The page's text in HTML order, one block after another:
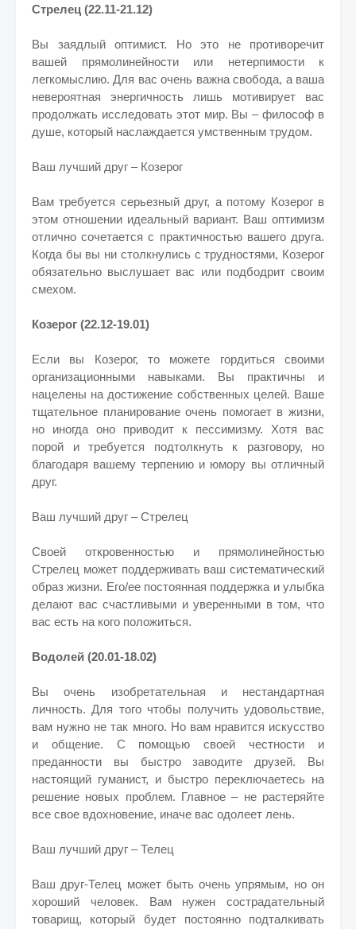
Стрелец (22.11-21.12)
Вы заядлый оптимист. Но это не противоречит
вашей прямолинейности или нетерпимости к
легкомыслию. Для вас очень важна свобода, а ваша
невероятная энергичность лишь мотивирует вас
продолжать исследовать этот мир. Вы – философ в
душе, который наслаждается умственным трудом.
Ваш лучший друг – Козерог
Вам требуется серьезный друг, а потому Козерог в
этом отношении идеальный вариант. Ваш оптимизм
отлично сочетается с практичностью вашего друга.
Когда бы вы ни столкнулись с трудностями, Козерог
обязательно выслушает вас или подбодрит своим
смехом.
Козерог (22.12-19.01)
Если вы Козерог, то можете гордиться своими
организационными навыками. Вы практичны и
нацелены на достижение собственных целей. Ваше
тщательное планирование очень помогает в жизни,
но иногда оно приводит к пессимизму. Хотя вас
порой и требуется подтолкнуть к разговору, но
благодаря вашему терпению и юмору вы отличный
друг.
Ваш лучший друг – Стрелец
Своей откровенностью и прямолинейностью
Стрелец может поддерживать ваш систематический
образ жизни. Его/ее постоянная поддержка и улыбка
делают вас счастливыми и уверенными в том, что
вас есть на кого положиться.
Водолей (20.01-18.02)
Вы очень изобретательная и нестандартная
личность. Для того чтобы получить удовольствие,
вам нужно не так много. Но вам нравится искусство
и общение. С помощью своей честности и
преданности вы быстро заводите друзей. Вы
настоящий гуманист, и быстро переключаетесь на
решение новых проблем. Главное – не растеряйте
все свое вдохновение, иначе вас одолеет лень.
Ваш лучший друг – Телец
Ваш друг-Телец может быть очень упрямым, но он
хороший человек. Вам нужен сострадательный
товарищ, который будет постоянно подталкивать